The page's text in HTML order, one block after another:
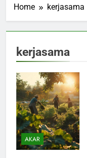
Home kerjasama
kerjasama
AKAR